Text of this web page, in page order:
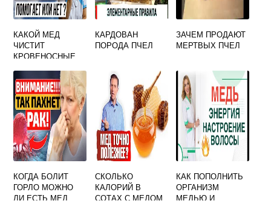
КАКОЙ МЕД
ЧИСТИТ
КРОВЕНОСНЫЕ
КАРДОВАН
ПОРОДА ПЧЕЛ
ЗАЧЕМ ПРОДАЮТ
МЕРТВЫХ ПЧЕЛ
КОГДА БОЛИТ
ГОРЛО МОЖНО
ЛИ ЕСТЬ МЕД
СКОЛЬКО
КАЛОРИЙ В
СОТАХ С МЕДОМ
КАК ПОПОЛНИТЬ
ОРГАНИЗМ
МЕДЬЮ И